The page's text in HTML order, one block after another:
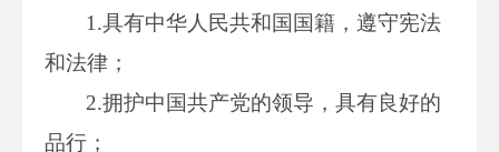
1.具有中华人民共和国国籍，遵守宪法
和法律；
2.拥护中国共产党的领导，具有良好的
品行；